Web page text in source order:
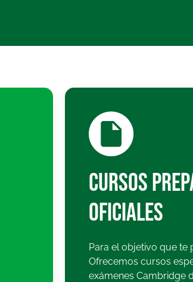
Cursos
oficiales
Para el objetivo que te
Ofrecemos cursos
exámenes Cambridge